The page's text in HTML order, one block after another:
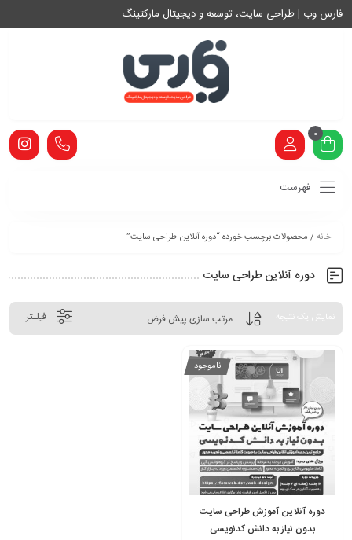
فارس وب | طراحی سایت، توسعه و دیجیتال مارکتینگ
0
فهرست
خانه/ محصولات برچسب خورده “دوره آنلاین طراحی سایت”
دوره آنلاین طراحی سایت
فیلـتر نمایش یک نتیجه
ناموجود
دوره آنلاین آموزش طراحی سایت
بدون نیاز به دانش کدنویسی